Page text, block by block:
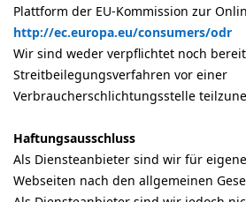
Plattform der EU-Kommission zur
http://ec.europa.eu/consumers/odr
Wir sind weder verpflichtet noch
Streitbeilegungsverfahren vor einer
Verbraucherschlichtungsstelle
Haftungsausschluss
Als Diensteanbieter sind wir für
Webseiten nach den allgemeinen